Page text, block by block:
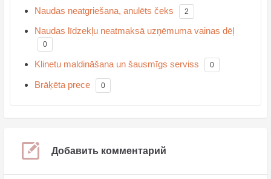
Naudas neatgriešana, anulēts čeks 2
Naudas līdzekļu neatmaksā uzņēmuma vainas dēļ
0
Klinetu maldināšana un šausmīgs serviss 0
Brāķēta prece 0
Добавить комментарий